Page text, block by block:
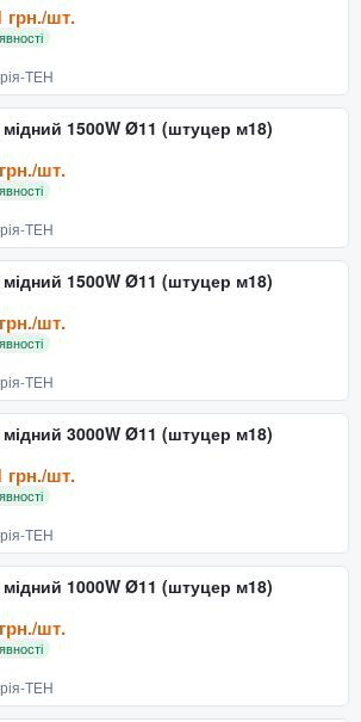
грн./шт.
ТЕН
1500W Ø11 (штуцер м18)
шт.
ТЕН
1500W Ø11 (штуцер м18)
шт.
ТЕН
3000W Ø11 (штуцер м18)
грн./шт.
ТЕН
1000W Ø11 (штуцер м18)
шт.
ТЕН